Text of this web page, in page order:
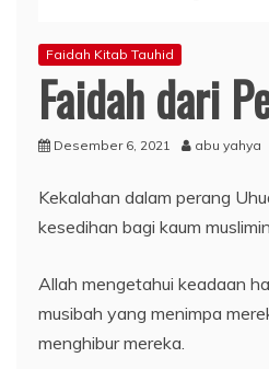
Faidah Kitab Tauhid
Faidah dari
Desember 6, 2021 abu yahya
Kekalahan dalam perang
kesedihan bagi kaum
Allah mengetahui keadaan
musibah yang menimpa
menghibur mereka.